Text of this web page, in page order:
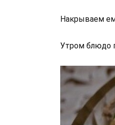
Накрываем
Утром блюдо